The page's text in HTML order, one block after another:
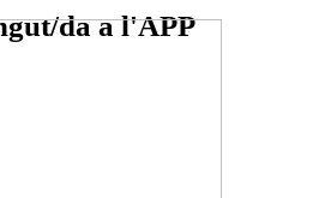
da a l'APP